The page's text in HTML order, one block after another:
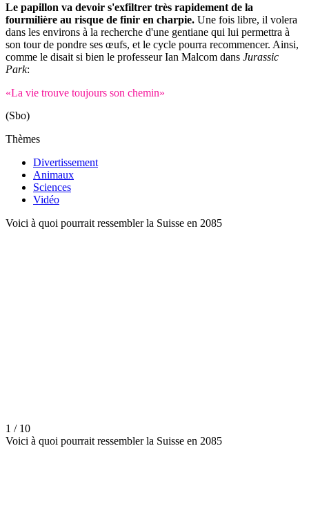
Le papillon va devoir s'exfiltrer très rapidement de la
fourmilière au risque de finir en charpie. Une fois libre, il volera
dans les environs à la recherche d'une gentiane qui lui permettra à
son tour de pondre ses œufs, et le cycle pourra recommencer. Ainsi,
comme le disait si bien le professeur Ian Malcom dans Jurassic
Park:
«La vie trouve toujours son chemin»
(Sbo)
Thèmes
Divertissement
Animaux
Sciences
Vidéo
Voici à quoi pourrait ressembler la Suisse en 2085
1 / 10
Voici à quoi pourrait ressembler la Suisse en 2085